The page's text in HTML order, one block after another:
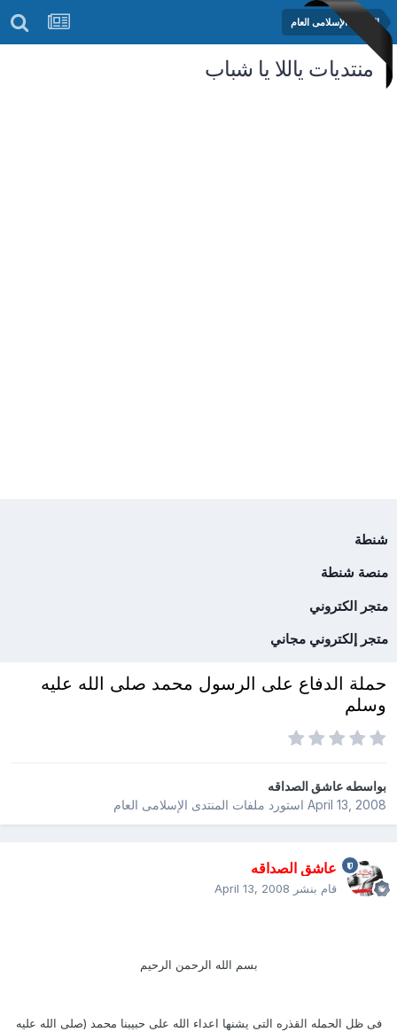
المنتدى الإسلامى العام
منتديات ياللا يا شباب
شنطة
منصة شنطة
متجر الكتروني
متجر إلكتروني مجاني
حملة الدفاع على الرسول محمد صلى الله عليه
وسلم
بواسطهعاشق الصداقه
April 13, 2008استورد ملفات المنتدى الإسلامى العام
عاشق الصداقه
قام بنشر April 13, 2008
بسم الله الرحمن الرحيم
فى ظل الحمله القذره التى يشنها اعداء الله على حبيبنا محمد (صلى الله عليه